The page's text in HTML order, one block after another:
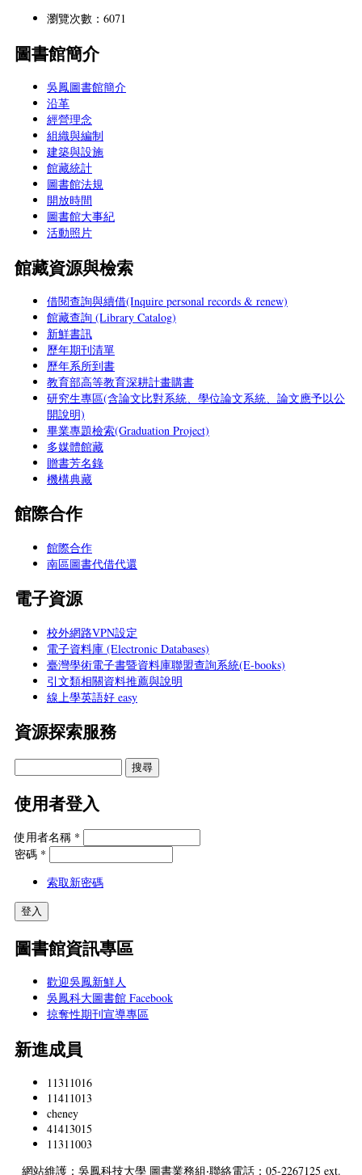
瀏覽次數：6071
圖書館簡介
吳鳳圖書館簡介
沿革
經營理念
組織與編制
建築與設施
館藏統計
圖書館法規
開放時間
圖書館大事紀
活動照片
館藏資源與檢索
借閱查詢與續借(Inquire personal records & renew)
館藏查詢 (Library Catalog)
新鮮書訊
歷年期刊清單
歷年系所到書
教育部高等教育深耕計畫購書
研究生專區(含論文比對系統、學位論文系統、論文應予以公
開說明)
畢業專題檢索(Graduation Project)
多媒體館藏
贈書芳名錄
機構典藏
館際合作
館際合作
南區圖書代借代還
電子資源
校外網路VPN設定
電子資料庫 (Electronic Databases)
臺灣學術電子書暨資料庫聯盟查詢系統(E-books)
引文類相關資料推薦與說明
線上學英語好 easy
資源探索服務
使用者登入
使用者名稱 *
密碼 *
索取新密碼
圖書館資訊專區
歡迎吳鳳新鮮人
吳鳳科大圖書館 Facebook
掠奪性期刊宣導專區
新進成員
11311016
11411013
cheney
41413015
11311003
網站維護：吳鳳科技大學 圖書業務組‧聯絡電話：05-2267125 ext.